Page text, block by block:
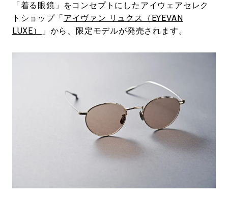
「着る眼鏡」をコンセプトにしたアイウェアセレク
トショップ「アイヴァン リュクス（EYEVAN
LUXE）
」から、限定モデルが発売されます。